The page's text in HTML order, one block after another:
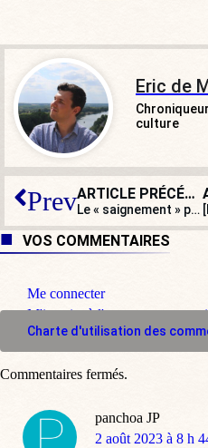
Eric de
culture
Prev ARTICLE PRÉCÉDENT
Le « saignement » prétendu des journalistes du JDD : une fiction démasquée !
VOS COMMENTAIRES
Me connecter
M'inscrire à l'espace
Charte d'utilisation des
panchoa JP
dit
2 août 2023 à 8 h
Commentaires fermés.